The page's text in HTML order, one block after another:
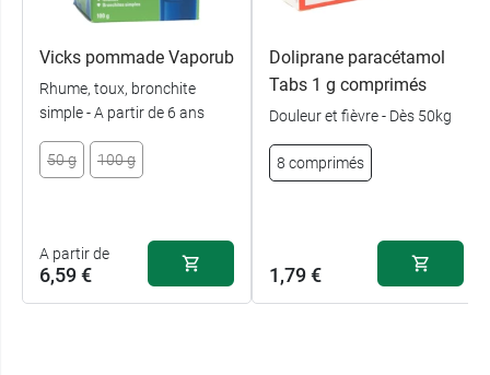
Vicks pommade Vaporub
Rhume, toux, bronchite
simple - A partir de 6 ans
50 g 100 g
A partir de
6,59 €
Doliprane paracétamol
Tabs 1 g comprimés
Douleur et fièvre - Dès 50kg
8 comprimés
1,79 €